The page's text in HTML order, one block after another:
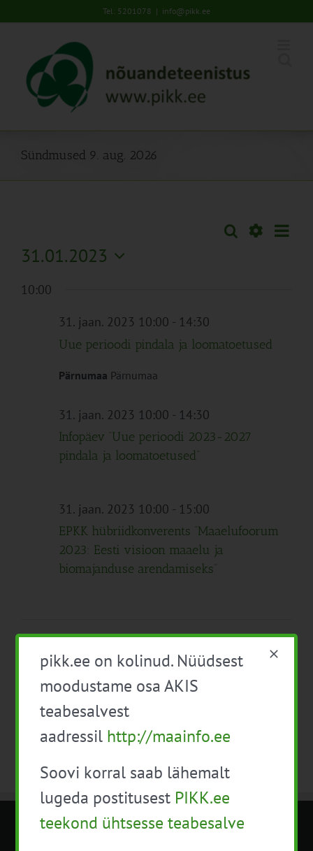
to
Tel: 5201078 | info@pikk.ee
Sündmused 9. aug. 2026
Sündmused
Otsi Päev
31.01.2023
kuupäev.
10:00
31. jaan. 2023 10:00 - 14:30
Uue perioodi pindala ja loomatoetused
Pärnumaa Pärnumaa
31. jaan. 2023 10:00 - 14:30
Infopäev “Uue perioodi 2023-2027
pindala ja loomatoetused”
31. jaan. 2023 10:00 - 15:00
EPKK hübriidkonverents “Maaelufoorum
2023: Eesti visioon maaelu ja
biomajanduse arendamiseks”
Telli kalender
pikk.ee on kolinud. Nüüdsest
moodustame osa AKIS
teabesalvest
aadressil http://maainfo.ee
Soovi korral saab lähemalt
lugeda postitusest PIKK.ee
teekond ühtsesse teabesalve